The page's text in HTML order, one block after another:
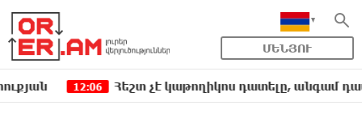
ՄԵՆՅՈՒ
չէ կաթողիկոս դատելը, անգամ դատավորներն են